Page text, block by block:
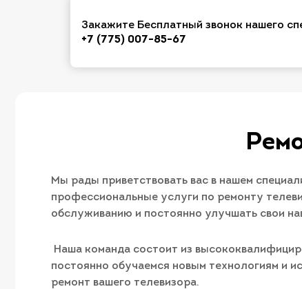
Закажите Бесплатный звонок нашего
+7 (775) 007-85-67
Мы рады приветствовать вас в нашем
профессиональные услуги по ремонту
обслуживанию и постоянно улучшать свои
Наша команда состоит из
постоянно обучаемся новым технологиям и
ремонт вашего телевизора.